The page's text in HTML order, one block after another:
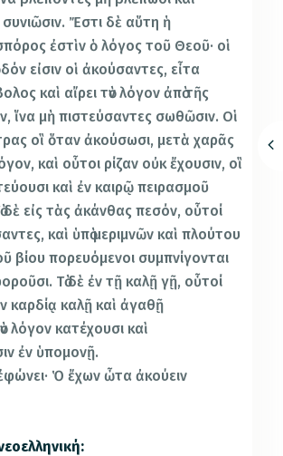
Ἔστι δὲ αὕτη ἡ
ἐστὶν ὁ λόγος τοῦ Θεοῦ· οἱ
εἰσιν οἱ ἀκούσαντες, εἶτα
καὶ αἴρει τὸν λόγον ἀπὸ τῆς
ἵνα μὴ πιστεύσαντες σωθῶσιν. Οἱ
οἳ ὅταν ἀκούσωσι, μετὰ χαρᾶς
καὶ οὗτοι ρίζαν οὐκ ἔχουσιν, οἳ
καὶ ἐν καιρῷ πειρασμοῦ
δὲ εἰς τὰς ἀκάνθας πεσόν, οὗτοί
καὶ ὑπὸ μεριμνῶν καὶ πλούτου
βίου πορευόμενοι συμπνίγονται
Τὸ δὲ ἐν τῇ καλῇ γῇ, οὗτοί
καρδίᾳ καλῇ καὶ ἀγαθῇ
λόγον κατέχουσι καὶ
ἐν ὑπομονῇ.
Ὁ ἔχων ὦτα ἀκούειν